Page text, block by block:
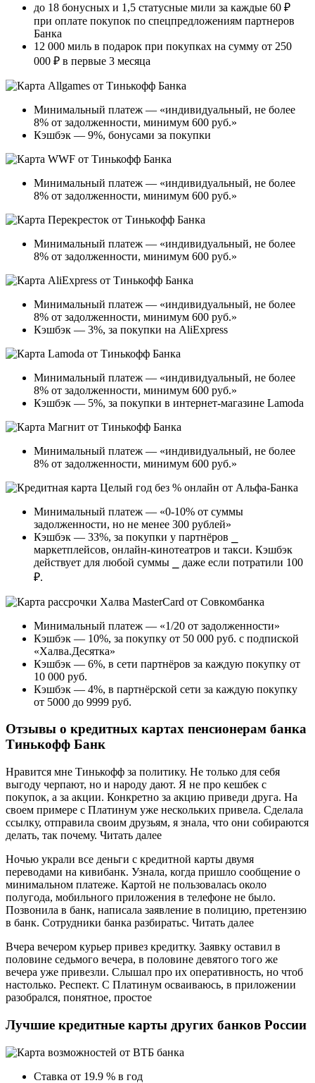
до 18 бонусных и 1,5 статусные мили за каждые 60 ₽
при оплате покупок по спецпредложениям партнеров
Банка
12 000 миль в подарок при покупках на сумму от 250
000 ₽ в первые 3 месяца
Минимальный платеж — «индивидуальный, не более
8% от задолженности, минимум 600 руб.»
Кэшбэк — 9%, бонусами за покупки
Минимальный платеж — «индивидуальный, не более
8% от задолженности, минимум 600 руб.»
Минимальный платеж — «индивидуальный, не более
8% от задолженности, минимум 600 руб.»
Минимальный платеж — «индивидуальный, не более
8% от задолженности, минимум 600 руб.»
Кэшбэк — 3%, за покупки на AliExpress
Минимальный платеж — «индивидуальный, не более
8% от задолженности, минимум 600 руб.»
Кэшбэк — 5%, за покупки в интернет-магазине Lamoda
Минимальный платеж — «индивидуальный, не более
8% от задолженности, минимум 600 руб.»
Минимальный платеж — «0-10% от суммы
задолженности, но не менее 300 рублей»
Кэшбэк — 33%, за покупки у партнёров ⎯
маркетплейсов, онлайн-кинотеатров и такси. Кэшбэк
действует для любой суммы ⎯ даже если потратили 100
₽.
Минимальный платеж — «1/20 от задолженности»
Кэшбэк — 10%, за покупку от 50 000 руб. с подпиской
«Халва.Десятка»
Кэшбэк — 6%, в сети партнёров за каждую покупку от
10 000 руб.
Кэшбэк — 4%, в партнёрской сети за каждую покупку
от 5000 до 9999 руб.
Отзывы о кредитных картах пенсионерам банка
Тинькофф Банк
Нравится мне Тинькофф за политику. Не только для себя
выгоду черпают, но и народу дают. Я не про кешбек с
покупок, а за акции. Конкретно за акцию приведи друга. На
своем примере с Платинум уже нескольких привела. Сделала
ссылку, отправила своим друзьям, я знала, что они собираются
делать, так почему. Читать далее
Ночью украли все деньги с кредитной карты двумя
переводами на кивибанк. Узнала, когда пришло сообщение о
минимальном платеже. Картой не пользовалась около
полугода, мобильного приложения в телефоне не было.
Позвонила в банк, написала заявление в полицию, претензию
в банк. Сотрудники банка разбиратьс. Читать далее
Вчера вечером курьер привез кредитку. Заявку оставил в
половине седьмого вечера, в половине девятого того же
вечера уже привезли. Слышал про их оперативность, но чтоб
настолько. Респект. С Платинум осваиваюсь, в приложении
разобрался, понятное, простое
Лучшие кредитные карты других банков России
Ставка от 19.9 % в год